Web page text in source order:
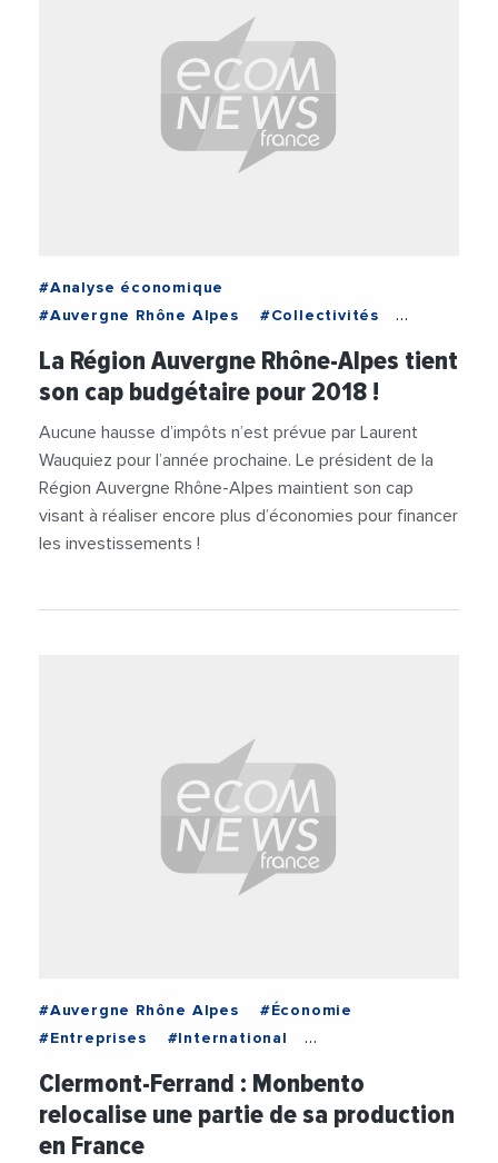
#Analyse économique
#Auvergne Rhône Alpes
#Collectivités
La Région Auvergne Rhône-Alpes tient
son cap budgétaire pour 2018 !
Aucune hausse d’impôts n’est prévue par Laurent
Wauquiez pour l’année prochaine. Le président de la
Région Auvergne Rhône-Alpes maintient son cap
visant à réaliser encore plus d’économies pour financer
les investissements !
#Auvergne Rhône Alpes
#Économie
#Entreprises
#International
Clermont-Ferrand : Monbento
relocalise une partie de sa production
en France